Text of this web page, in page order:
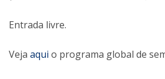
Entrada livre.
Veja aqui o programa global de